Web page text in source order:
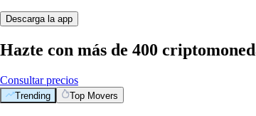
Descarga la app
Hazte con más de 400
Consultar precios
Trending Top Movers